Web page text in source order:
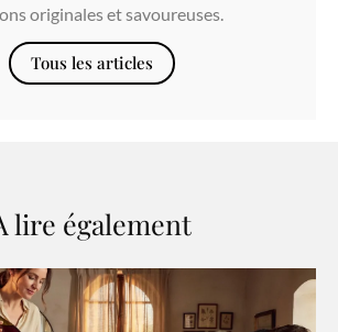
originales et savoureuses.
Tous les articles
lire également